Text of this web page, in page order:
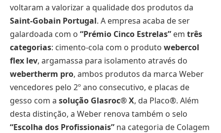
voltaram a valorizar a qualidade dos produtos da
Saint-Gobain Portugal. A empresa acaba de ser
galardoada com o “Prémio Cinco Estrelas” em três
categorias: cimento-cola com o produto webercol
flex lev, argamassa para isolamento através do
webertherm pro, ambos produtos da marca Weber
vencedores pelo 2º ano consecutivo, e placas de
gesso com a solução Glasroc® X, da Placo®. Além
desta distinção, a Weber renova também o selo
“Escolha dos Profissionais” na categoria de Colagem